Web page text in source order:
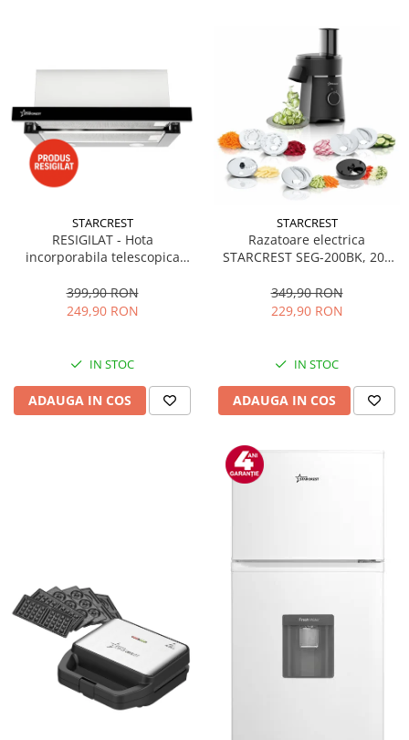
STARCREST
RESIGILAT - Hota
incorporabila telescopica
Putere de absorbtie 550 m3/h,
1 Motor, 2 Trepte putere, 60
399,90 RON
249,90 RON
IN STOC
ADAUGA IN COS
STARCREST
Razatoare electrica
STARCREST SEG-200BK, 200
349,90 RON
229,90 RON
IN STOC
ADAUGA IN COS